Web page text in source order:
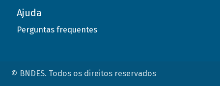
Ajuda
Perguntas frequentes
© BNDES. Todos os direitos reservados